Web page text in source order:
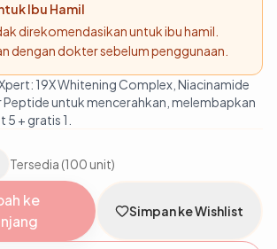
Ibu Hamil
direkomendasikan untukibu hamil
dengan dokter sebelum penggunaan.
19X Whitening Complex, Niacinamide
Peptide untuk mencerahkan, melembapkan
+ gratis 1.
Tersedia (100 unit)
ke
Simpan ke Wishlist